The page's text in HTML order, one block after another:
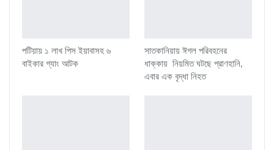
পটিয়ায় ১ লাখ পিস ইয়াবাসহ ৬
বাইকার গ্যাং আটক
সাতকানিয়ায় ঈগল পরিবহনের
ধাক্কায় নিয়মিত ঘটছে প্রাণহানি,
এবার এক বৃদ্ধা নিহত